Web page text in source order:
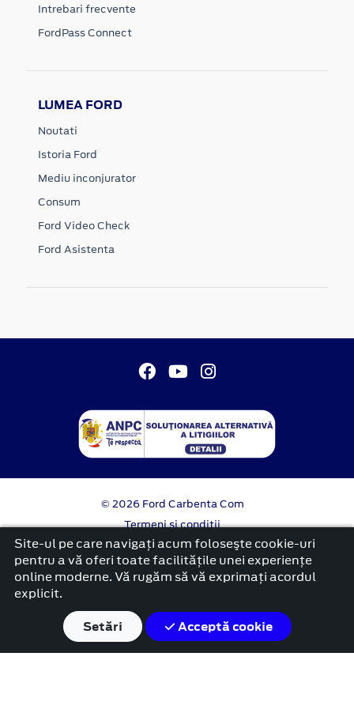
Intrebari frecvente
FordPass Connect
LUMEA FORD
Noutati
Istoria Ford
Mediu inconjurator
Consum
Ford Video Check
Ford Asistenta
© 2026 Ford Carbenta Com
Termeni si conditii
Confidentialitate
Politica cookies
platformă dezvoltată de Workleto
Site-ul pe care navigați acum foloseşte cookie-uri
pentru a vă oferi toate facilitățile unei experiențe
online moderne. Vă rugăm să vă exprimați acordul
explicit.
Setări
Acceptă cookie